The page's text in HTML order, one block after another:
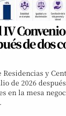
de dos
y
de 2026
en la mesa